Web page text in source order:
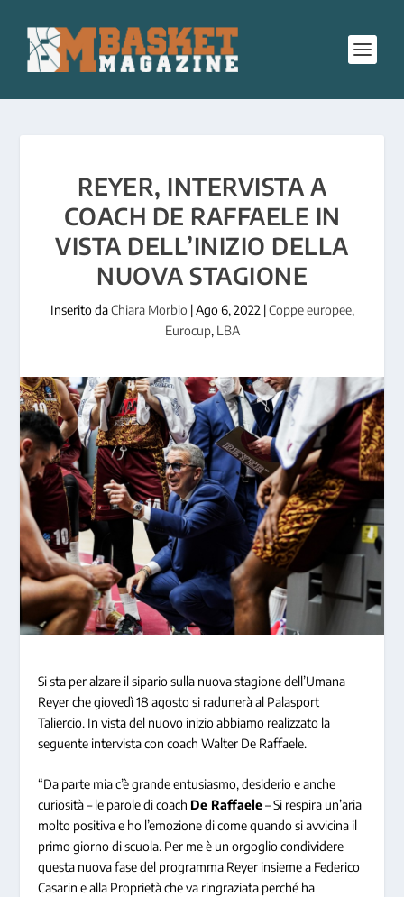
REYER, INTERVISTA A
COACH DE RAFFAELE IN
VISTA DELL’INIZIO DELLA
NUOVA STAGIONE
Inserito daChiara Morbio |Ago 6, 2022 |Coppe europee,
Eurocup, LBA
Si sta per alzare il sipario sulla nuova stagione dell’Umana
Reyer che giovedì 18 agosto si radunerà al Palasport
Taliercio. In vista del nuovo inizio abbiamo realizzato la
seguente intervista con coach Walter De Raffaele.
“Da parte mia c’è grande entusiasmo, desiderio e anche
curiosità – le parole di coach De Raffaele– Si respira un’aria
molto positiva e ho l’emozione di come quando si avvicina il
primo giorno di scuola. Per me è un orgoglio condividere
questa nuova fase del programma Reyer insieme a Federico
Casarin e alla Proprietà che va ringraziata perché ha